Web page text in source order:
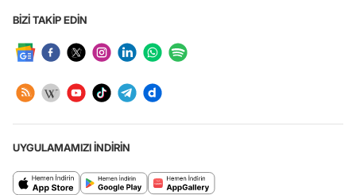
BİZİ TAKİP EDİN
UYGULAMAMIZI İNDİRİN